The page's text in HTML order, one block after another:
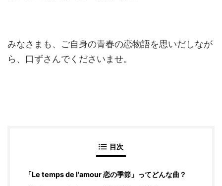
みなさまも、ご自身の青春の恋物語を思いだしなが
ら、口ずさんでくださいませ。
目次
「Le temps de l'amour 恋の季節」ってどんな曲？